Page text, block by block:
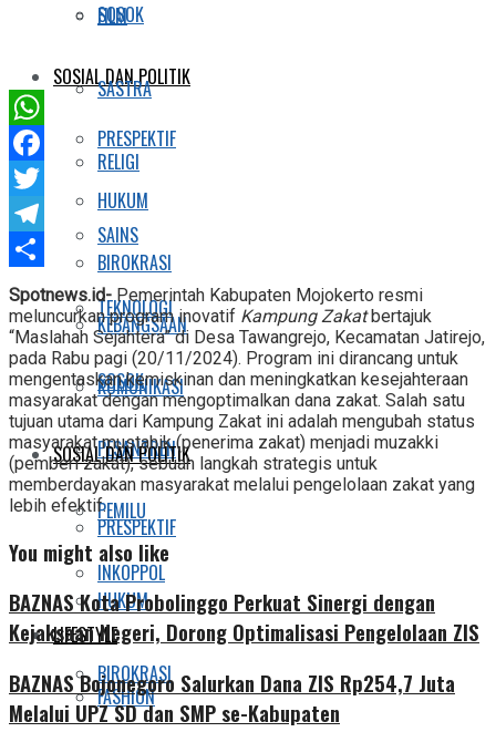
SOSOK
SOSIAL DAN POLITIK
PRESPEKTIF
HUKUM
BIROKRASI
KEBANGSAAN
KOMUNIKASI
PESANTREN
PEMILU
INKOPPOL
LIFESTYLE
FASHION
FILM
SASTRA
RELIGI
SAINS
TEKNOLOGI
SOSOK
SOSIAL DAN POLITIK
PRESPEKTIF
HUKUM
BIROKRASI
WhatsApp
Facebook
Twitter
Telegram
Share
Spotnews.id- Pemerintah Kabupaten Mojokerto resmi
meluncurkan program inovatif Kampung Zakatbertajuk
“Maslahah Sejahtera” di Desa Tawangrejo, Kecamatan Jatirejo,
pada Rabu pagi (20/11/2024). Program ini dirancang untuk
mengentaskan kemiskinan dan meningkatkan kesejahteraan
masyarakat dengan mengoptimalkan dana zakat. Salah satu
tujuan utama dari Kampung Zakat ini adalah mengubah status
masyarakat mustahik (penerima zakat) menjadi muzakki
(pemberi zakat), sebuah langkah strategis untuk
memberdayakan masyarakat melalui pengelolaan zakat yang
lebih efektif.
You might also like
BAZNAS Kota Probolinggo Perkuat Sinergi dengan
Kejaksaan Negeri, Dorong Optimalisasi Pengelolaan ZIS
BAZNAS Bojonegoro Salurkan Dana ZIS Rp254,7 Juta
Melalui UPZ SD dan SMP se-Kabupaten